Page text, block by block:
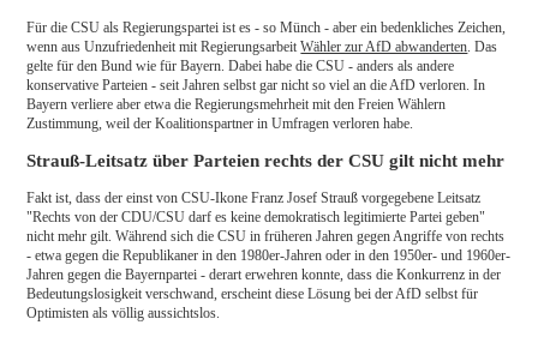
Für die CSU als Regierungspartei ist es - so Münch - aber ein bedenkliches Zeichen,
wenn aus Unzufriedenheit mit RegierungsarbeitWähler zur AfD abwanderten. Das
gelte für den Bund wie für Bayern. Dabei habe die CSU - anders als andere
konservative Parteien - seit Jahren selbst gar nicht so viel an die AfD verloren. In
Bayern verliere aber etwa die Regierungsmehrheit mit den Freien Wählern
Zustimmung, weil der Koalitionspartner in Umfragen verloren habe.
Strauß-Leitsatz über Parteien rechts der CSU gilt nicht mehr
Fakt ist, dass der einst von CSU-Ikone Franz Josef Strauß vorgegebene Leitsatz
"Rechts von der CDU/CSU darf es keine demokratisch legitimierte Partei geben"
nicht mehr gilt. Während sich die CSU in früheren Jahren gegen Angriffe von rechts
- etwa gegen die Republikaner in den 1980er-Jahren oder in den 1950er- und 1960er-
Jahren gegen die Bayernpartei - derart erwehren konnte, dass die Konkurrenz in der
Bedeutungslosigkeit verschwand, erscheint diese Lösung bei der AfD selbst für
Optimisten als völlig aussichtslos.